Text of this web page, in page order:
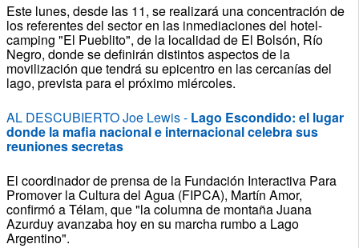
Este lunes, desde las 11, se realizará una concentración de
los referentes del sector en las inmediaciones del hotel-
camping "El Pueblito", de la localidad de El Bolsón, Río
Negro, donde se definirán distintos aspectos de la
movilización que tendrá su epicentro en las cercanías del
lago, prevista para el próximo miércoles.
AL DESCUBIERTO Joe Lewis - Lago Escondido: el lugar
donde la mafia nacional e internacional celebra sus
reuniones secretas
El coordinador de prensa de la Fundación Interactiva Para
Promover la Cultura del Agua (FIPCA), Martín Amor,
confirmó a Télam, que "la columna de montaña Juana
Azurduy avanzaba hoy en su marcha rumbo a Lago
Argentino".